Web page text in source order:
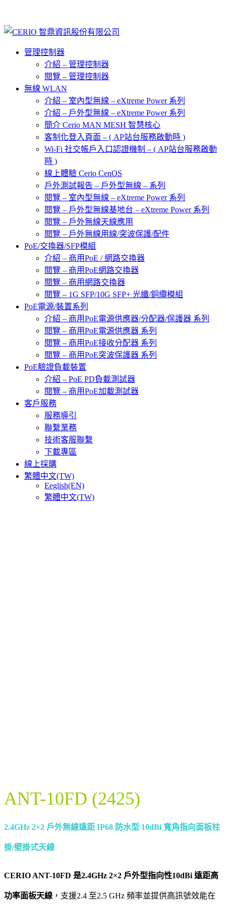
管理控制器
介紹 – 管理控制器
閱覽 – 管理控制器
無線 WLAN
介紹 – 室內型無線 – eXtreme Power 系列
介紹 – 戶外型無線 – eXtreme Power 系列
簡介 Cerio MAN MESH 智慧核心
客制化登入頁面 – ( AP站台服務啟動時 )
Wi-Fi 社交帳戶入口認證機制 – ( AP站台服務啟動
時 )
線上體驗 Cerio CenOS
戶外測試報告 – 戶外型無線 – 系列
閱覽 – 室內型無線 – eXtreme Power 系列
閱覽 – 戶外型無線基地台 – eXtreme Power 系列
閱覽 – 戶外無線天線應用
閱覽 – 戶外無線用線/突波保護/配件
PoE/交換器/SFP模組
介紹 – 商用PoE / 網路交換器
閱覽 – 商用PoE網路交換器
閱覽 – 商用網路交換器
閱覽 – 1G SFP/10G SFP+ 光纖/銅纜模組
PoE電源/裝置系列
介紹 – 商用PoE電源供應器/分配器/保護器 系列
閱覽 – 商用PoE電源供應器 系列
閱覽 – 商用PoE接收分配器 系列
閱覽 – 商用PoE突波保護器 系列
PoE驗證負載裝置
介紹 – PoE PD負載測試器
閱覽 – 商用PoE加載測試器
客戶服務
服務導引
聯繫業務
技術客服聯繫
下載專區
線上採購
繁體中文(TW)
Eeglish(EN)
繁體中文(TW)
ANT-10FD (2425)
2.4GHz 2×2 戶外無線遠距 IP68 防水型 10dBi 寬角指向面板柱
掛/壁掛式天線
CERIO ANT-10FD 是2.4GHz 2×2 戶外型指向性10dBi 遠距高
功率面板天線 ，支援2.4 至2.5 GHz 頻率並提供高訊號效能在